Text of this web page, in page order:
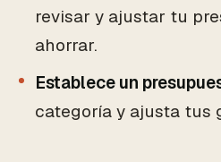
revisar y ajustar tu
ahorrar.
Establece un
categoría y ajusta tus